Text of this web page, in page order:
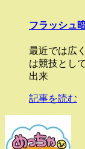
フラッシュ
最近では広
は競技とし
出来
記事を読む